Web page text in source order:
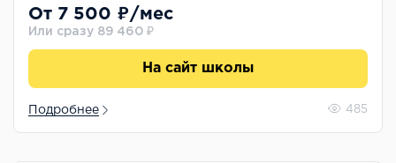
От 7 500 ₽/мес
Или сразу 89 460 ₽
На сайт школы
Подробнее 485